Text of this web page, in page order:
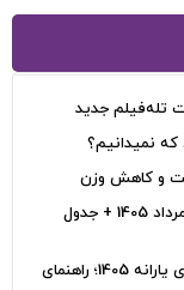
جدید
و کاهش وزن
قیمت مرغ، ماهی و تخم مرغ امروز پنجشنبه 15 مرداد 1405 + جدول
استعلام کالابرگ الکترونیکی و وضعیت دهک‌بندی یارانه 1405؛ راهنمای